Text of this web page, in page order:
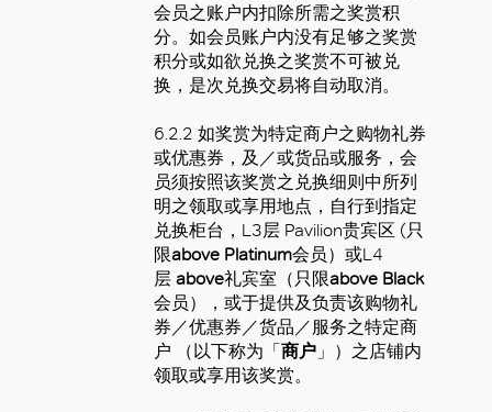
会员之账户内扣除所需之奖赏积
分。如会员账户内没有足够之奖赏
积分或如欲兑换之奖赏不可被兑
换，是次兑换交易将自动取消。
6.2.2 如奖赏为特定商户之购物礼券
或优惠券，及／或货品或服务，会
员须按照该奖赏之兑换细则中所列
明之领取或享用地点，自行到指定
兑换柜台，L3层 Pavilion贵宾区 (只
限above Platinum会员）或L4
层 above礼宾室（只限above Black
会员），或于提供及负责该购物礼
券／优惠券／货品／服务之特定商
户 （以下称为「商户 」）之店铺内
领取或享用该奖赏。